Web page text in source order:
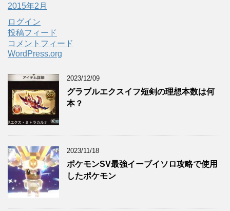
2015年2月
ログイン
投稿フィード
コメントフィード
WordPress.org
2023/12/09
グラブルエクスイフ短剣の理想本数は何
本？
2023/11/18
ポケモンSV最強イーブイソロ攻略で使用
したポケモン